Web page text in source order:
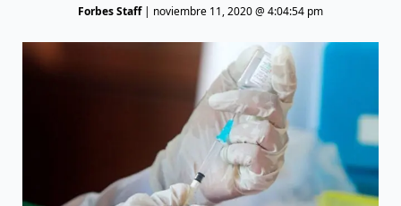
Forbes Staff| noviembre 11, 2020 @ 4:04:54 pm